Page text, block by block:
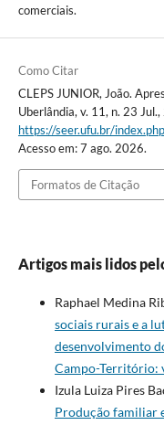
comerciais.
Como Citar
CLEPS JUNIOR, João.
Uberlândia, v. 11, n. 23
https://seer.ufu.br/
Acesso em: 7 ago. 2026.
Formatos de Citação
Artigos mais lidos
Raphael Medina
sociais rurais e a
desenvolvimento
Campo-Território:
Izula Luiza Pires
Produção familiar